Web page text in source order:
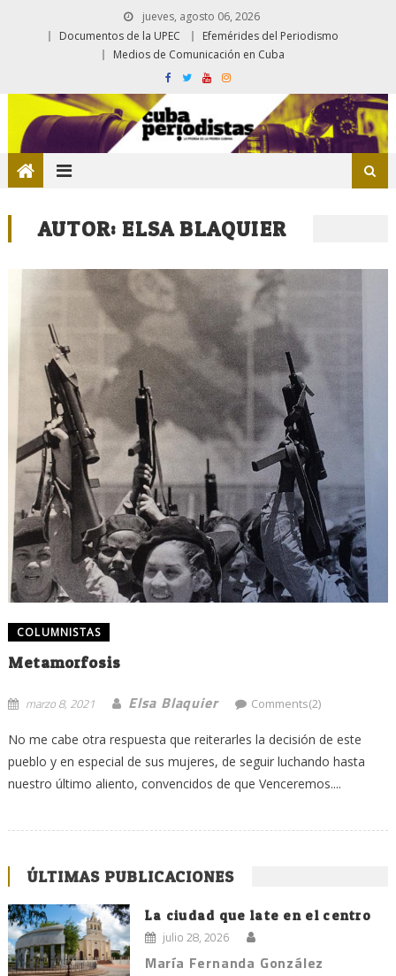
jueves, agosto 06, 2026
Documentos de la UPEC
Efemérides del Periodismo
Medios de Comunicación en Cuba
AUTOR:ELSA BLAQUIER
COLUMNISTAS
Metamorfosis
marzo 8, 2021 Elsa Blaquier Comments(2)
No me cabe otra respuesta que reiterarles la decisión de este
pueblo y en especial de sus mujeres, de seguir luchando hasta
nuestro último aliento, convencidos de que Venceremos....
ÚLTIMAS PUBLICACIONES
La ciudad que late en el centro
julio 28, 2026
María Fernanda González